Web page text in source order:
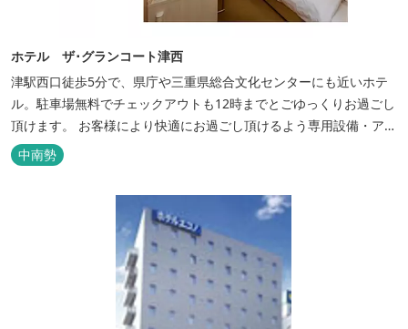
ホテル ザ･グランコート津西
津駅西口徒歩5分で、県庁や三重県総合文化センターにも近いホテ
ル。駐車場無料でチェックアウトも12時までとごゆっくりお過ごし
頂けます。 お客様により快適にお過ごし頂けるよう専用設備・アメ
ニティ付き女性専用フロアやビジネスマンに最適なパソコン・プリ
ンター設置のお部屋など多種多様な部屋タイプ・サービスをご用
中南勢